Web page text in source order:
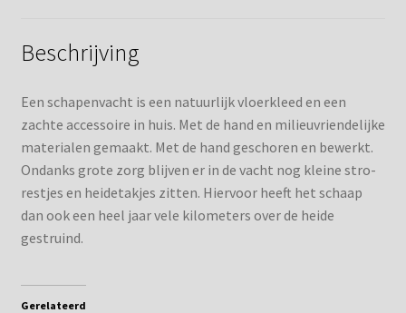
Beschrijving
Een schapenvacht is een natuurlijk vloerkleed en een
zachte accessoire in huis. Met de hand en milieuvriendelijke
materialen gemaakt. Met de hand geschoren en bewerkt.
Ondanks grote zorg blijven er in de vacht nog kleine stro-
restjes en heidetakjes zitten. Hiervoor heeft het schaap
dan ook een heel jaar vele kilometers over de heide
gestruind.
Gerelateerd